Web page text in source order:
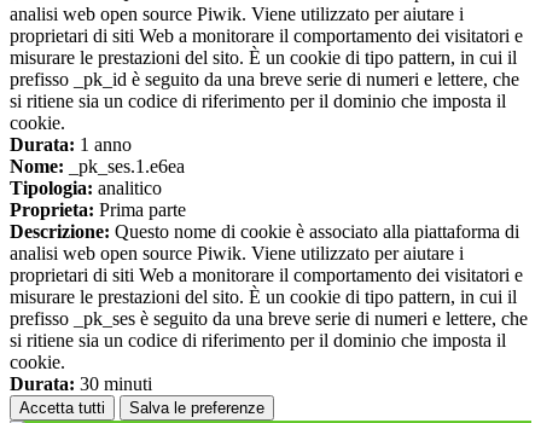
analisi web open source Piwik. Viene utilizzato per aiutare i
proprietari di siti Web a monitorare il comportamento dei visitatori e
misurare le prestazioni del sito. È un cookie di tipo pattern, in cui il
prefisso _pk_id è seguito da una breve serie di numeri e lettere, che
si ritiene sia un codice di riferimento per il dominio che imposta il
cookie.
Durata: 1 anno
Nome: _pk_ses.1.e6ea
Tipologia: analitico
Proprieta: Prima parte
Descrizione: Questo nome di cookie è associato alla piattaforma di
analisi web open source Piwik. Viene utilizzato per aiutare i
proprietari di siti Web a monitorare il comportamento dei visitatori e
misurare le prestazioni del sito. È un cookie di tipo pattern, in cui il
prefisso _pk_ses è seguito da una breve serie di numeri e lettere, che
si ritiene sia un codice di riferimento per il dominio che imposta il
cookie.
Durata: 30 minuti
Accetta tutti Salva le preferenze